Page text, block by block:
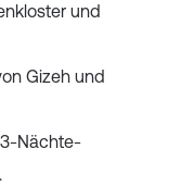
und
Gizeh und
3-Nächte-